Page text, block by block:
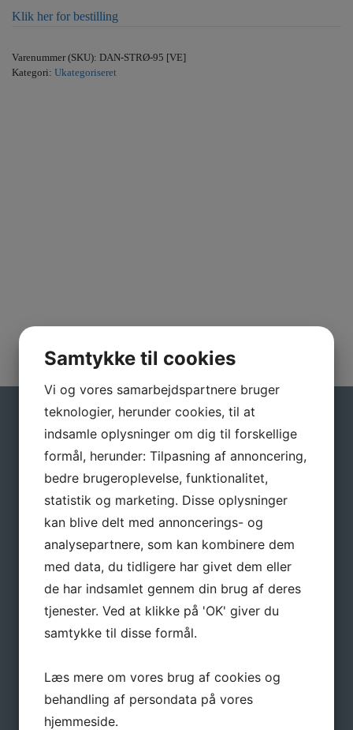
Klik her for bestilling
Varenummer (SKU): DAN-STRØ-95 [VE]
Kategori: Ukategoriseret
Gå ikke glip af gode tilbud
Tilmeld dig vores nyhedsbrev, hvis du vil have
nyheder og gode tilbud direkte i din indbakke.
Navn *
E-mail *
Samtykke til cookies
Vi og vores samarbejdspartnere bruger
teknologier, herunder cookies, til at
indsamle oplysninger om dig til forskellige
formål, herunder: Tilpasning af annoncering,
bedre brugeroplevelse, funktionalitet,
statistik og marketing. Disse oplysninger
kan blive delt med annoncerings- og
analysepartnere, som kan kombinere dem
med data, du tidligere har givet dem eller
de har indsamlet gennem din brug af deres
tjenester. Ved at klikke på 'OK' giver du
samtykke til disse formål.
Læs mere om vores brug af cookies og
behandling af persondata på vores
hjemmeside.